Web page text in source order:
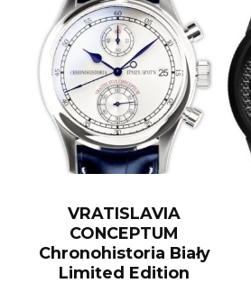
VRATISLAVIA
CONCEPTUM
Chronohistoria Biały
Limited Edition